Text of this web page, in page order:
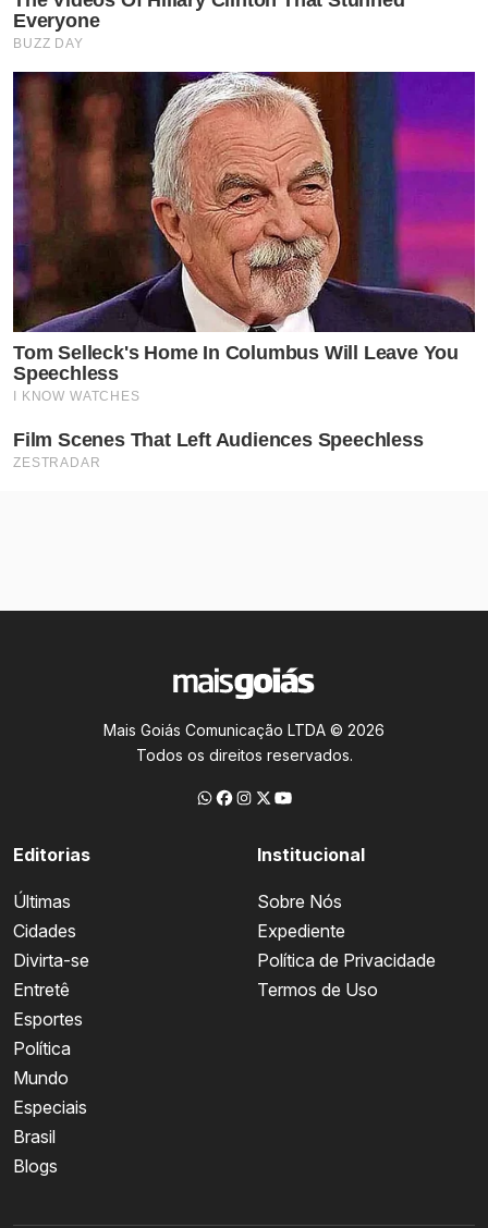
Mais Goiás Comunicação LTDA © 2026
Todos os direitos reservados.
Editorias
Últimas
Cidades
Divirta-se
Entretê
Esportes
Política
Mundo
Especiais
Brasil
Blogs
Institucional
Sobre Nós
Expediente
Política de Privacidade
Termos de Uso